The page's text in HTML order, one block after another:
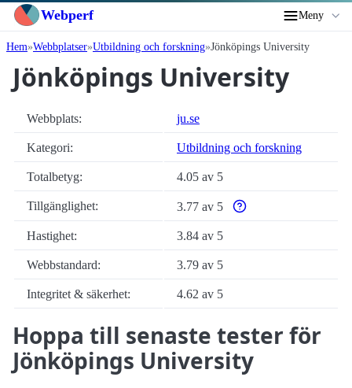
Webperf Meny
Hem Webbplatser Utbildning och forskning Jönköpings University
Jönköpings University
Webbplats: ju.se
Kategori: Utbildning och forskning
Totalbetyg: 4.05 av 5
Tillgänglighet: 3.77 av 5
Varför enbart
Hastighet:
3.84 av 5
Webbstandard: 3.79 av 5
Integritet & säkerhet: 4.62 av 5
Hoppa till senaste tester för
Jönköpings University